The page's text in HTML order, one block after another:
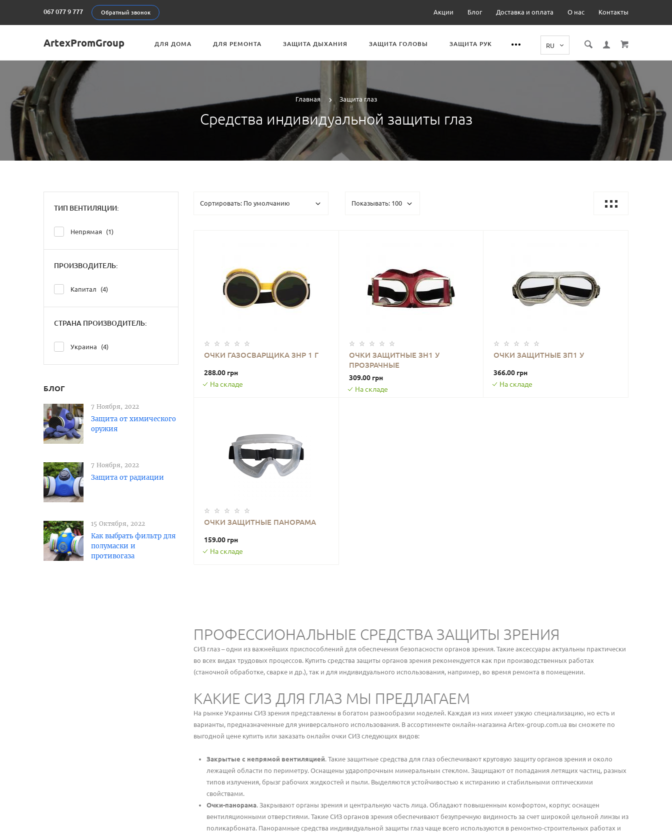
067 077 9 777 Обратный звонок Акции Блог Доставка и оплата О нас Контакты
ArtexPromGroup ДЛЯ ДОМА ДЛЯ РЕМОНТА ЗАЩИТА ДЫХАНИЯ ЗАЩИТА ГОЛОВЫ ЗАЩИТА РУК
Главная Защита глаз
Средства индивидуальной защиты глаз
ТИП ВЕНТИЛЯЦИИ:
Непрямая 1
ПРОИЗВОДИТЕЛЬ:
Капитал 4
СТРАНА ПРОИЗВОДИТЕЛЬ:
Украина 4
БЛОГ
7 Ноября, 2022
Защита от химического
оружия
7 Ноября, 2022
Защита от радиации
15 Октября, 2022
Как выбрать фильтр для
полумаски и
противогаза
ОЧКИ ГАЗОСВАРЩИКА ЗНР 1 Г
288.00 грн
На складе
ОЧКИ ЗАЩИТНЫЕ ЗН1 У
ПРОЗРАЧНЫЕ
309.00 грн
На складе
ОЧКИ ЗАЩИТНЫЕ ЗП1 У
366.00 грн
На складе
ОЧКИ ЗАЩИТНЫЕ ПАНОРАМА
159.00 грн
На складе
ПРОФЕССИОНАЛЬНЫЕ СРЕДСТВА ЗАЩИТЫ ЗРЕНИЯ
СИЗ глаз – одни из важнейших приспособлений для обеспечения безопасности органов зрения. Такие аксессуары актуальны практически
во всех видах трудовых процессов. Купить средства защиты органов зрения рекомендуется как при производственных работах
(станочной обработке, сварке и др.), так и для индивидуального использования, например, во время ремонта в помещении.
КАКИЕ СИЗ ДЛЯ ГЛАЗ МЫ ПРЕДЛАГАЕМ
На рынке Украины СИЗ зрения представлены в богатом разнообразии моделей. Каждая из них имеет узкую специализацию, но есть и
варианты, предназначенные для универсального использования. В ассортименте онлайн-магазина Artex-group.com.ua вы сможете по
выгодной цене купить или заказать онлайн очки СИЗ следующих видов:
Закрытые с непрямой вентиляцией. Такие защитные средства для глаз обеспечивают круговую защиту органов зрения и около
лежащей области по периметру. Оснащены ударопрочным минеральным стеклом. Защищают от попадания летящих частиц, разных
типов излучения, брызг рабочих жидкостей и пыли. Выделяются устойчивостью к истиранию и стабильными оптическими
свойствами.
Очки-панорама. Закрывают органы зрения и центральную часть лица. Обладают повышенным комфортом, корпус оснащен
вентиляционными отверстиями. Такие СИЗ органов зрения обеспечивают безупречную видимость за счет широкой цельной линзы из
поликарбоната. Панорамные средства индивидуальной защиты глаз чаще всего используются в ремонтно-строительных работах и